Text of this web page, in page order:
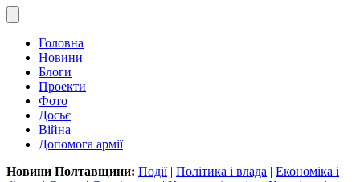
Головна
Новини
Блоги
Проекти
Фото
Досьє
Війна
Допомога армії
Новини Полтавщини: Події| Політика і влада | Економіка і